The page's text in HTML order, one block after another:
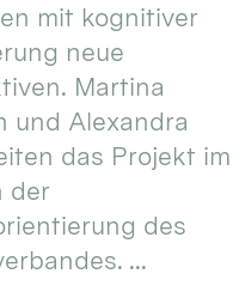
mit kognitiver
neue
Martina
und Alexandra
das Projekt im
der
des
...